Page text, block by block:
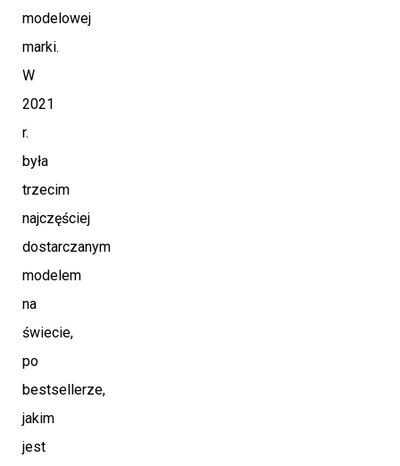
modelowej
marki.
W
2021
r.
była
trzecim
najczęściej
dostarczanym
modelem
na
świecie,
po
bestsellerze,
jakim
jest